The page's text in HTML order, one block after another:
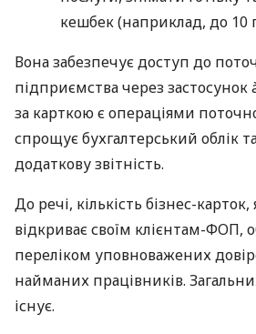
кешбек (наприклад, до 10
Вона забезпечує доступ до
підприємства через застосунок
за карткою є операціями
спрощує бухгалтерський облік
додаткову звітність.
До речі, кількість бізнес-карток,
відкриває своїм клієнтам-ФОП,
переліком уповноважених
найманих працівників.
існує.